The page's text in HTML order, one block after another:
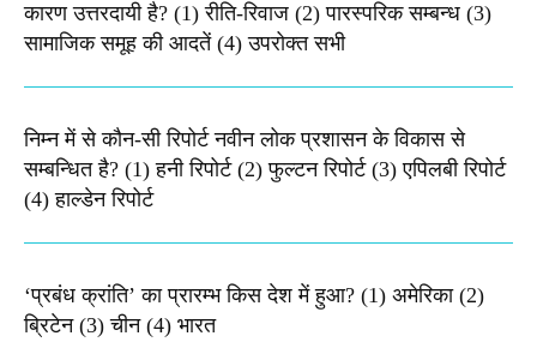
कारण उत्तरदायी है? (1) रीति-रिवाज (2) पारस्परिक सम्बन्ध (3)
सामाजिक समूह की आदतें (4) उपरोक्त सभी
निम्न में से कौन-सी रिपोर्ट नवीन लोक प्रशासन के विकास से
सम्बन्धित है? (1) हनी रिपोर्ट (2) फुल्टन रिपोर्ट (3) एपिलबी रिपोर्ट
(4) हाल्डेन रिपोर्ट
‘प्रबंध क्रांति’ का प्रारम्भ किस देश में हुआ? (1) अमेरिका (2)
ब्रिटेन (3) चीन (4) भारत